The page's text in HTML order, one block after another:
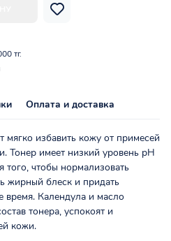
тг.
Оплата и доставка
избавить кожу от примесей
Тонер имеет низкий уровень pH
того, чтобы нормализовать
жирный блеск и придать
время. Календула и масло
тонера, успокоят и
кожи.